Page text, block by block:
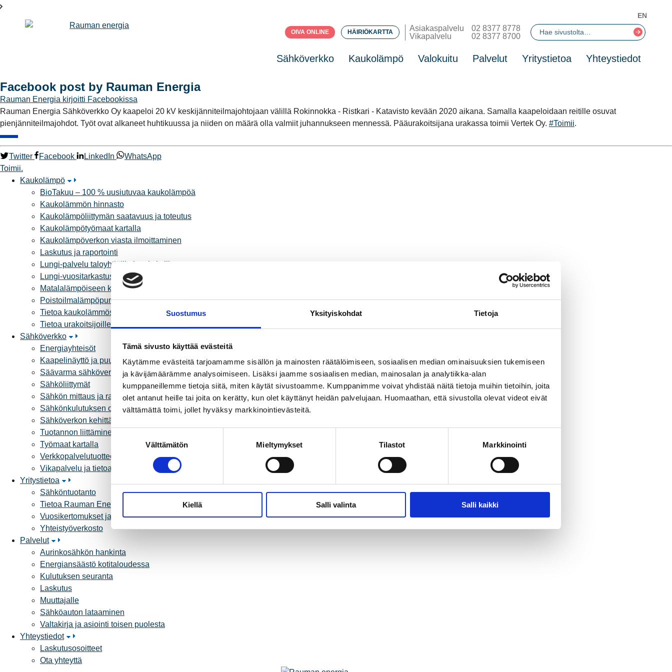
Suostumus Yksityiskohdat Tietoja
Tämä sivusto käyttää evästeitä
Käytämme evästeitä tarjoamamme sisällön ja mainosten räätälöimiseen, sosiaalisen median ominaisuuksien tukemiseen
ja kävijämäärämme analysoimiseen. Lisäksi jaamme sosiaalisen median, mainosalan ja analytiikka-alan
kumppaneillemme tietoja siitä, miten käytät sivustoamme. Kumppanimme voivat yhdistää näitä tietoja muihin tietoihin, joita
olet antanut heille tai joita on kerätty, kun olet käyttänyt heidän palvelujaan. Huomaathan, että sivustolla olevat videot eivät
välttämättä toimi, jollet hyväksy markkinointievästeitä.
S
o
s
m
u
k
e
n
v
i
n
Välttämätön Mieltymykset Tilastot Markkinointi
Kiellä Salli valinta Salli kaikki
OIVA ONLINE HÄIRIÖKARTTA Asiakaspalvelu
02 8377 8778
Vikapalvelu
02 8377 8700
Sähköverkko Kaukolämpö Valokuitu Palvelut Yritystietoa Yhteystiedot
EN
Facebook post by Rauman Energia
Rauman Energia kirjoitti Facebookissa
Rauman Energia Sähköverkko Oy kaapeloi 20 kV keskijänniteilmajohtojaan välillä Rokinnokka - Ristkari - Katavisto kevään 2020 aikana. Samalla kaapeloidaan reitille osuvat
pienjänniteilmajohdot. Työt ovat alkaneet huhtikuussa ja niiden on määrä olla valmiit juhannukseen mennessä. Pääurakoitsijana urakassa toimii Vertek Oy. #Toimii.
Twitter Facebook LinkedIn
WhatsApp
Toimii.
Kaukolämpö
BioTakuu – 100 % uusiutuvaa kaukolämpöä
Kaukolämmön hinnasto
Kaukolämpöliittymän saatavuus ja toteutus
Kaukolämpötyömaat kartalla
Kaukolämpöverkon viasta ilmoittaminen
Laskutus ja raportointi
Lungi-palvelu taloyhtiöille ja yrityksille
Lungi-vuositarkastus kuluttajille
Matalalämpöiseen kaukolämpöön siirtyminen
Poistoilmalämpöpumppu kaukolämpötaloon
Tietoa kaukolämmöstä
Tietoa urakoitsijoille
Sähköverkko
Energiayhteisöt
Kaapelinäyttö ja puunkaatoapu
Säävarma sähköverkko
Sähköliittymät
Sähkön mittaus ja raportointi
Sähkönkulutuksen ohjaus kiinteistössä
Sähköverkon kehittämissuunnitelma
Tuotannon liittäminen verkkoon
Työmaat kartalla
Verkkopalvelutuotteet ja hinnastot
Vikapalvelu ja tietoa jakeluhäiriöistä
Yritystietoa
Sähköntuotanto
Tietoa Rauman Energiasta
Vuosikertomukset ja asiakaslehti
Yhteistyöverkosto
Palvelut
Aurinkosähkön hankinta
Energiansäästö kotitaloudessa
Kulutuksen seuranta
Laskutus
Muuttajalle
Sähköauton lataaminen
Valtakirja ja asiointi toisen puolesta
Yhteystiedot
Laskutusosoitteet
Ota yhteyttä